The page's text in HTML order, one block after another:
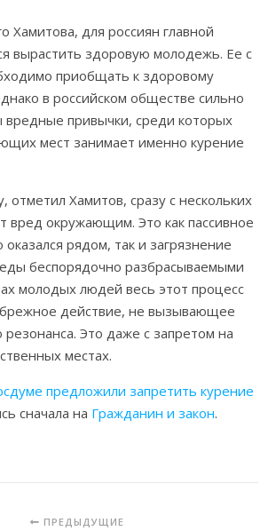
Хамитова, для россиян главной
вырастить здоровую молодежь. Ее с
приобщать к здоровому
в российском обществе сильно
вредные привычки, среди которых
мест занимает именно курение
отметил Хамитов, сразу с нескольких
вред окружающим. Это как пассивное
оказался рядом, так и загрязнение
беспорядочно разбрасываемыми
молодых людей весь этот процесс
действие, не вызывающее
резонанса. Это даже с запретом на
местах.
предложили запретить курение
сначала на Гражданин и закон.
ПРЕДЫДУЩИЕ